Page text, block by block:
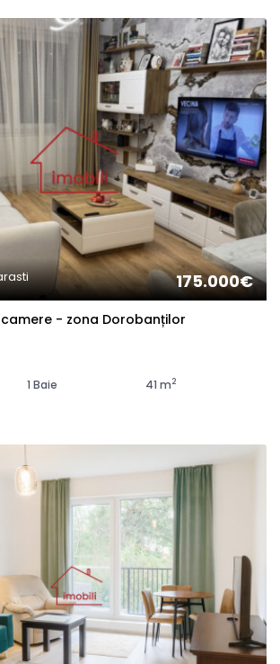
175.000€
- zona Dorobanților
1 Baie 41 m2